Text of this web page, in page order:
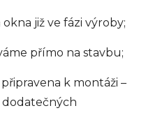
již ve fázi výroby;
přímo na stavbu;
k montáži –
dodatečných